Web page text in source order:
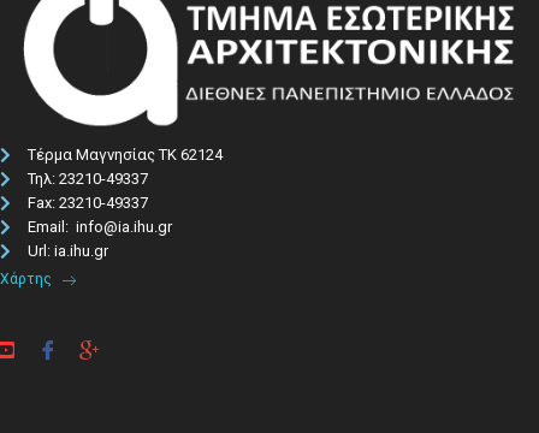
Τέρμα Μαγνησίας ΤΚ 62124
Τηλ: 23210-49337​
Fax: 23210-49337
Email: info@ia.ihu.gr
Url: ia.ihu.gr
Χάρτης